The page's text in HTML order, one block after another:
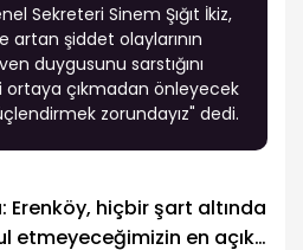
Sekreteri Sinem Şığıt İkiz,
artan şiddet olaylarının
duygusunu sarstığını
ortaya çıkmadan önleyecek
zorundayız" dedi.
Erenköy, hiçbir şart altında
etmeyeceğimizin en açık